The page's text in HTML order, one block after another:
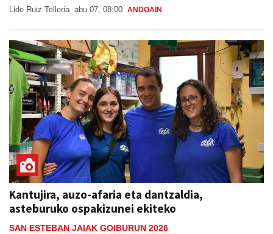
Lide Ruiz Telleria abu 07, 08:00 ANDOAIN
Kantujira, auzo-afaria eta dantzaldia,
asteburuko ospakizunei ekiteko
SAN ESTEBAN JAIAK GOIBURUN 2026